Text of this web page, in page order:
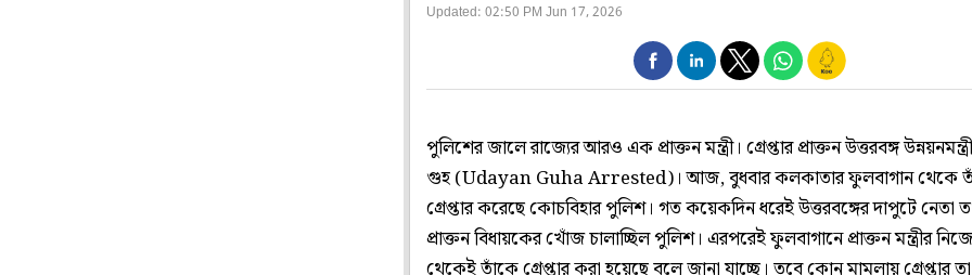
Updated: 02:50 PM Jun 17, 2026
পুলিশের জালে রাজ্যের আরও এক প্রাক্তন মন্ত্রী। গ্রেপ্তার প্রাক্তন উত্তরবঙ্গ
গুহ (Udayan Guha Arrested)। আজ, বুধবার কলকাতার ফুলবাগান থেকে
গ্রেপ্তার করেছে কোচবিহার পুলিশ। গত কয়েকদিন ধরেই উত্তরবঙ্গের দাপুটে নেতা
প্রাক্তন বিধায়কের খোঁজ চালাচ্ছিল পুলিশ। এরপরেই ফুলবাগানে প্রাক্তন মন্ত্রীর